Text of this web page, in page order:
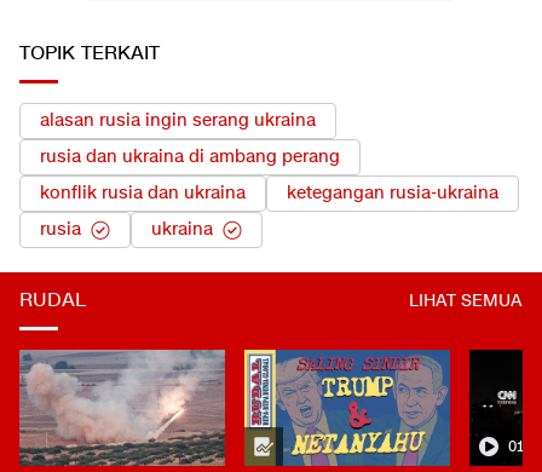
TOPIK TERKAIT
alasan rusia ingin serang ukraina
rusia dan ukraina di ambang perang
konflik rusia dan ukraina
ketegangan rusia-ukraina
rusia
ukraina
RUDAL LIHAT SEMUA